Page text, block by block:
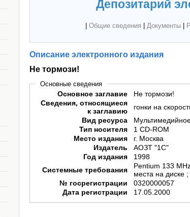
Депозитарий
Общие сведения Документы|
Описание электронного издания
Не тормози!
Основные сведения
Основное заглавие
Не тормози!
Сведения, относящиеся
к заглавию
гонки на
Вид ресурса
Тип носителя
1 CD-ROM
Место издания
г. Москва
Издатель
АОЗТ "1С"
Год издания
1998
Системные требования
Pentium 133
места на диске
№ госрегистрации
0320000057
Дата регистрации
17.05.2000